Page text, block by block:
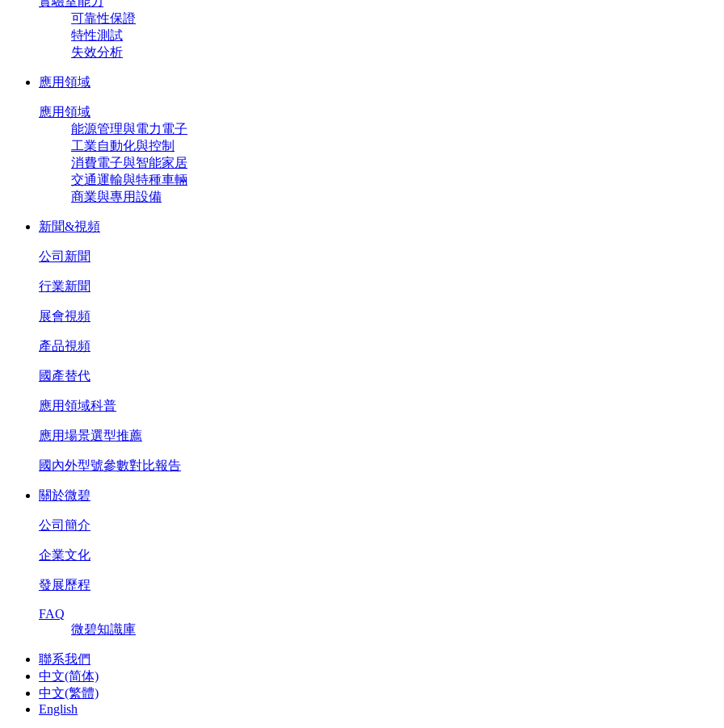
可靠性保證
特性測試
失效分析
應用領域
應用領域
能源管理與電力電子
工業自動化與控制
消費電子與智能家居
交通運輸與特種車輛
商業與專用設備
新聞&視頻
公司新聞
行業新聞
展會視頻
產品視頻
國產替代
應用領域科普
應用場景選型推薦
國內外型號參數對比報告
關於微碧
公司簡介
企業文化
發展歷程
FAQ
微碧知識庫
聯系我們
中文(简体)
中文(繁體)
English